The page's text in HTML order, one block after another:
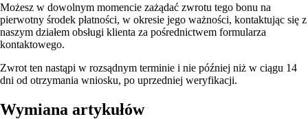
Możesz w dowolnym momencie zażądać zwrotu tego bonu na
pierwotny środek płatności, w okresie jego ważności, kontaktując się z
naszym działem obsługi klienta za pośrednictwem formularza
kontaktowego.
Zwrot ten nastąpi w rozsądnym terminie i nie później niż w ciągu 14
dni od otrzymania wniosku, po uprzedniej weryfikacji.
Wymiana artykułów